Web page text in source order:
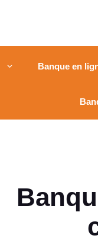
Banque en